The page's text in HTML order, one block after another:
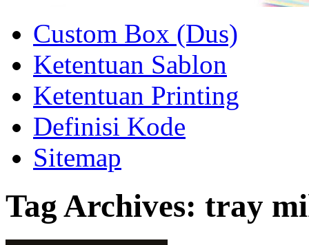
Custom Box (Dus)
Ketentuan Sablon
Ketentuan Printing
Definisi Kode
Sitemap
Tag Archives: tray